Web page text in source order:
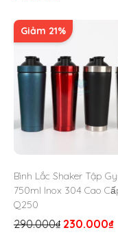
Giảm 21%
Bình Lắc Shaker Tập
750ml Inox 304 Cao
Q250
290.000₫ 230.000₫